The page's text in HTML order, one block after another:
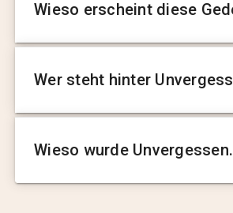
Wieso erscheint diese
Wer steht hinter
Wieso wurde